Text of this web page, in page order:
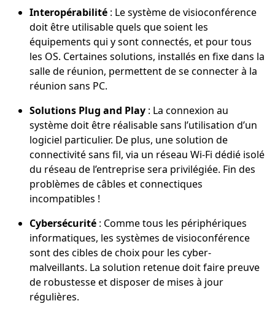
Interopérabilité : Le système de visioconférence
doit être utilisable quels que soient les
équipements qui y sont connectés, et pour tous
les OS. Certaines solutions, installés en fixe dans la
salle de réunion, permettent de se connecter à la
réunion sans PC.
Solutions Plug and Play : La connexion au
système doit être réalisable sans l’utilisation d’un
logiciel particulier. De plus, une solution de
connectivité sans fil, via un réseau Wi-Fi dédié isolé
du réseau de l’entreprise sera privilégiée. Fin des
problèmes de câbles et connectiques
incompatibles !
Cybersécurité : Comme tous les périphériques
informatiques, les systèmes de visioconférence
sont des cibles de choix pour les cyber-
malveillants. La solution retenue doit faire preuve
de robustesse et disposer de mises à jour
régulières.